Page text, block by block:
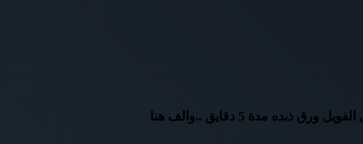
مدة 5 دقايق ..والف هنا